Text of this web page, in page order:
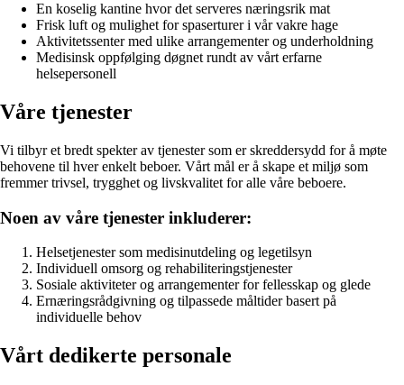
En koselig kantine hvor det serveres næringsrik mat
Frisk luft og mulighet for spaserturer i vår vakre hage
Aktivitetssenter med ulike arrangementer og underholdning
Medisinsk oppfølging døgnet rundt av vårt erfarne
helsepersonell
Våre tjenester
Vi tilbyr et bredt spekter av tjenester som er skreddersydd for å møte
behovene til hver enkelt beboer. Vårt mål er å skape et miljø som
fremmer trivsel, trygghet og livskvalitet for alle våre beboere.
Noen av våre tjenester inkluderer:
Helsetjenester som medisinutdeling og legetilsyn
Individuell omsorg og rehabiliteringstjenester
Sosiale aktiviteter og arrangementer for fellesskap og glede
Ernæringsrådgivning og tilpassede måltider basert på
individuelle behov
Vårt dedikerte personale